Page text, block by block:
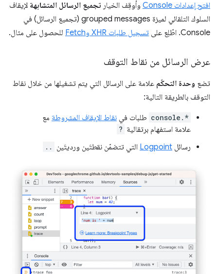
افتح إعدادات Console وأوقِف الخيار تجميع الرسائل المتشابهة لإيقاف
السلوك التلقائي لميزة grouped messages (تجميع الرسائل) في
Console. اطّلِع على
تسجيل طلبات XHR وFetch للحصول على مثال.
عرض الرسائل من نقاط التوقف
تضع وحدة التحكّم علامة على الرسائل التي يتم تشغيلها من خلال نقاط
التوقف بالطريقة التالية:
console.* طلبات في نقاط الإيقاف المشروطة مع
علامة استفهام برتقالية ?
رسائل Logpoint التي تتضمّن نقطتَين ورديتَين ..